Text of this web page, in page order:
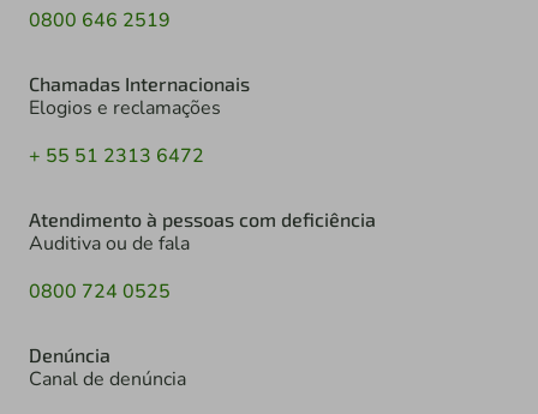
0800 646 2519
Chamadas Internacionais
Elogios e reclamações
+ 55 51 2313 6472
Atendimento à pessoas com deficiência
Auditiva ou de fala
0800 724 0525
Denúncia
Canal de denúncia